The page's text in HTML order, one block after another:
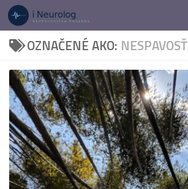
Preskočiť na obsah
OZNAČENÉ AKO: NESPAVOSŤ